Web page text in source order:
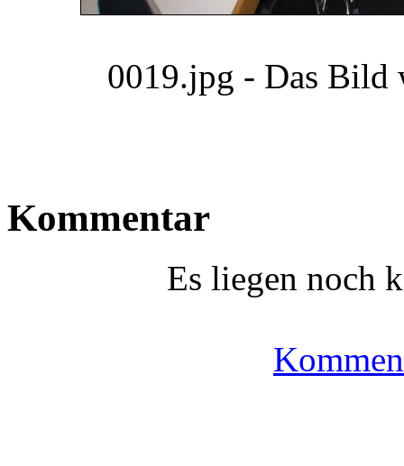
0019.jpg - Das Bild
Kommentar
Es liegen noch